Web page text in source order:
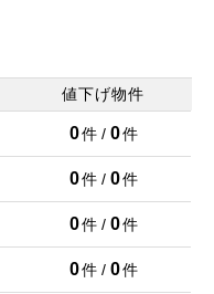
値下げ物件
0件 / 0件
0件 / 0件
0件 / 0件
0件 / 0件